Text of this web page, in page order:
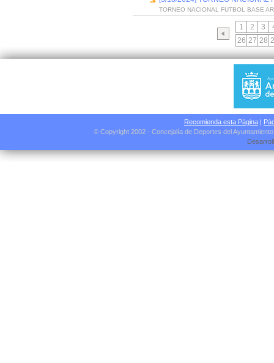
TORNEO NACIONAL FUTBOL BASE
1 2 3
26 27 28
Recomienda esta Página |
© Copyright 2002 - Concejalía de Deportes del